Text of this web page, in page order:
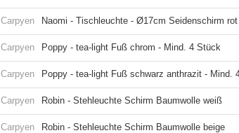
Carpyen Naomi - Tischleuchte - Ø17cm Seidenschirm
Carpyen Poppy - tea-light Fuß chrom - Mind. 4 Stück
Carpyen Poppy - tea-light Fuß schwarz anthrazit - Mind.
Carpyen Robin - Stehleuchte Schirm Baumwolle weiß
Carpyen Robin - Stehleuchte Schirm Baumwolle beige